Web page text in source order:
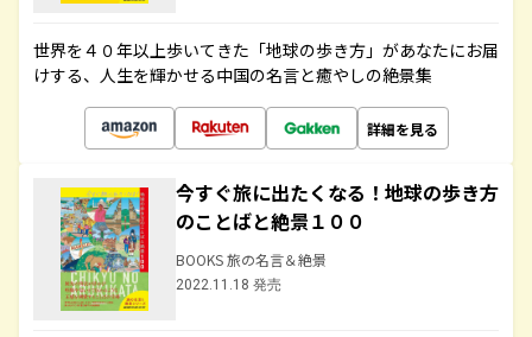
世界を４０年以上歩いてきた「地球の歩き方」があなたにお届
けする、人生を輝かせる中国の名言と癒やしの絶景集
詳細を見る
今すぐ旅に出たくなる！地球の歩き方
のことばと絶景１００
BOOKS 旅の名言＆絶景
2022.11.18 発売